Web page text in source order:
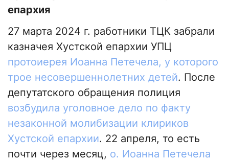
епархия
27 марта 2024 г. работники ТЦК забрали
казначея Хустской епархии УПЦ
протоиерея Иоанна Петечела, у которого
трое несовершеннолетних детей. После
депутатского обращения полиция
возбудила уголовное дело по факту
незаконной молибизации клириков
Хустской епархии. 22 апреля, то есть
почти через месяц, о. Иоанна Петечела